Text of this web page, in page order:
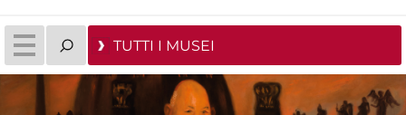
TUTTI I MUSEI